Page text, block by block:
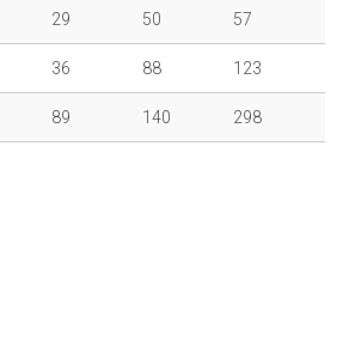
29 50 57
36 88 123
89 140 298